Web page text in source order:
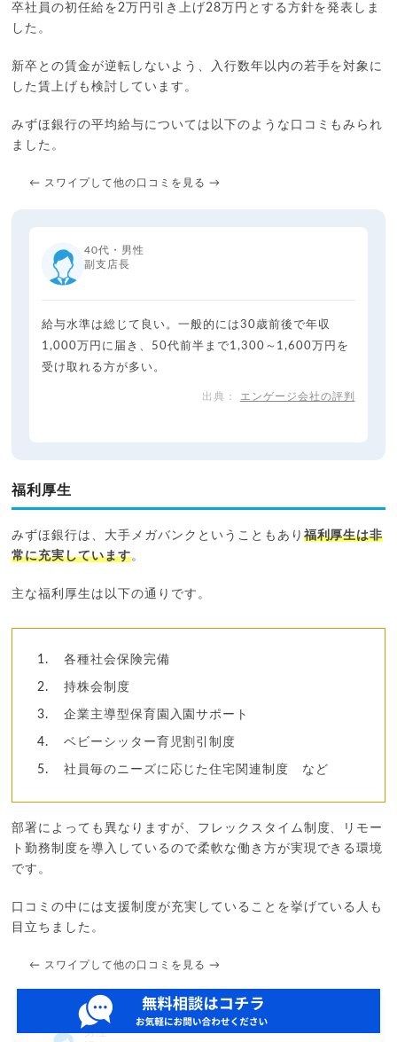
卒社員の初任給を2万円引き上げ28万円とする方針を発表しま
した。
新卒との賃金が逆転しないよう、入行数年以内の若手を対象に
した賃上げも検討しています。
みずほ銀行の平均給与については以下のような口コミもみられ
ました。
← スワイプして他の口コミを見る →
40代・男性
副支店長
給与水準は総じて良い。一般的には30歳前後で年収
1,000万円に届き、50代前半まで1,300～1,600万円を
受け取れる方が多い。
エンゲージ会社の評判
福利厚生
みずほ銀行は、大手メガバンクということもあり 福利厚生は非
常に充実しています。
主な福利厚生は以下の通りです。
各種社会保険完備
持株会制度
企業主導型保育園入園サポート
ベビーシッター育児割引制度
社員毎のニーズに応じた住宅関連制度 など
部署によっても異なりますが、フレックスタイム制度、リモー
ト勤務制度を導入しているので柔軟な働き方が実現できる環境
です。
口コミの中には支援制度が充実していることを挙げている人も
目立ちました。
← スワイプして他の口コミを見る →
男性